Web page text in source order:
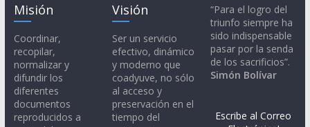
Misión
Coordinar,
recopilar,
normalizar y
difundir los
diferentes
documentos
reproducidos a
Visión
Ser un servicio
efectivo, dinámico
y moderno que
coadyuve, no sólo
al acceso y
preservación en el
tiempo del
“Para el logro del
triunfo siempre ha
sido indispensable
pasar por la senda
de los sacrificios”.
Simón Bolívar
Escribe al Correo